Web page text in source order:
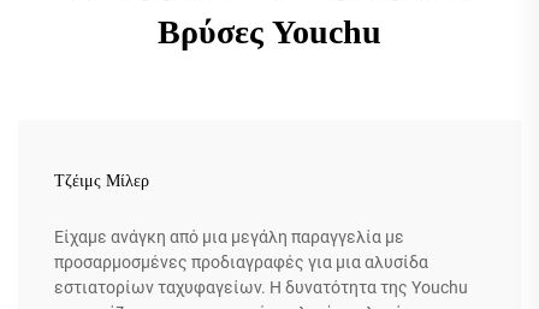
Βρύσες Youchu
Τζέιμς Μίλερ
Είχαμε ανάγκη από μια μεγάλη παραγγελία με
προσαρμοσμένες προδιαγραφές για μια αλυσίδα
εστιατορίων ταχυφαγείων. Η δυνατότητα της Youchu